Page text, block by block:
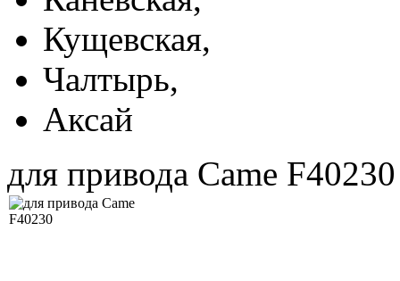
Кущевская,
Чалтырь,
Аксай
для привода Came F40230